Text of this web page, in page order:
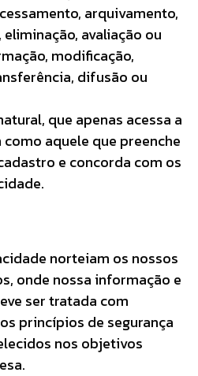
arquivamento,
avaliação ou
modificação,
difusão ou
que apenas acessa a
aquele que preenche
e concorda com os
norteiam os nossos
onde nossa informação e
ser tratada com
princípios de segurança
nos objetivos